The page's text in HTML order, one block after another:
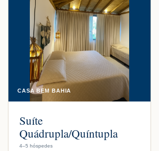
CASA BEM BAHIA
Suíte
Quádrupla/Quíntupla
4–5 hóspedes